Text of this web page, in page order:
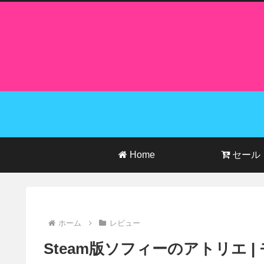
Home セール
ホーム レビュー
Steam版ソフィーのアトリエ |